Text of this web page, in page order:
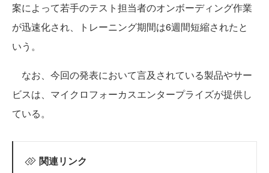
案によって若手のテスト担当者のオンボーディング作業
が迅速化され、トレーニング期間は6週間短縮されたと
いう。
なお、今回の発表において言及されている製品やサー
ビスは、マイクロフォーカスエンタープライズが提供し
ている。
関連リンク